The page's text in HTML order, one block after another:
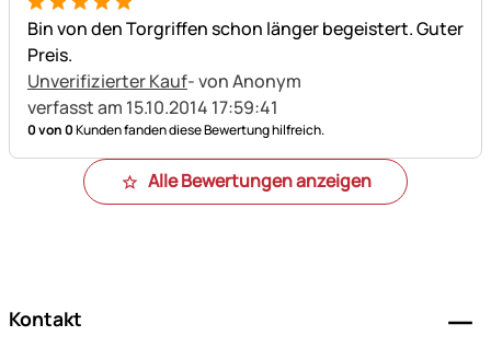
5 von 5
Bin von den Torgriffen schon länger begeistert. Guter
Preis.
Unverifizierter Kauf- von Anonym
verfasst am 15.10.2014 17:59:41
0 von 0Kunden fanden diese Bewertung hilfreich.
Alle Bewertungen anzeigen
Kontakt